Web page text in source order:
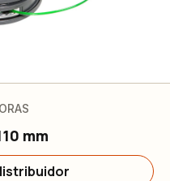
mm